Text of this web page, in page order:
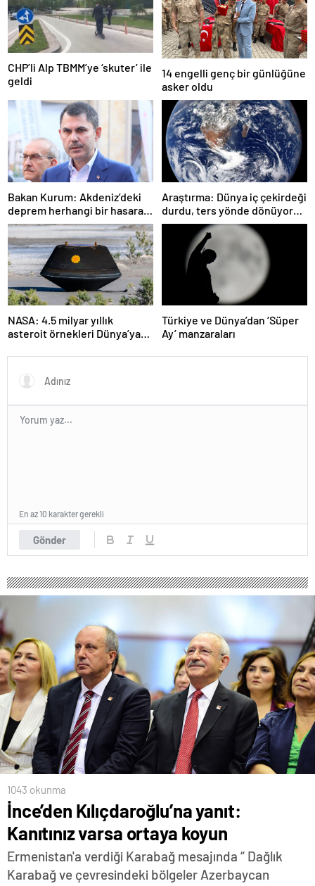
CHP’li Alp TBMM’ye ‘skuter’ ile
geldi
14 engelli genç bir günlüğüne
asker oldu
Bakan Kurum: Akdeniz’deki
deprem herhangi bir hasara
neden olmadı
Araştırma: Dünya iç çekirdeği
durdu, ters yönde dönüyor
olabilir
NASA: 4.5 milyar yıllık
asteroit örnekleri Dünya’ya
başlangıcına ışık tutabilir
Türkiye ve Dünya’dan ‘Süper
Ay’ manzaraları
Gönder
En az 10 karakter gerekli
1043 okunma
İnce’den Kılıçdaroğlu’na yanıt:
Kanıtınız varsa ortaya koyun
Ermenistan'a verdiği Karabağ mesajında “ Dağlık
Karabağ ve çevresindeki bölgeler Azerbaycan